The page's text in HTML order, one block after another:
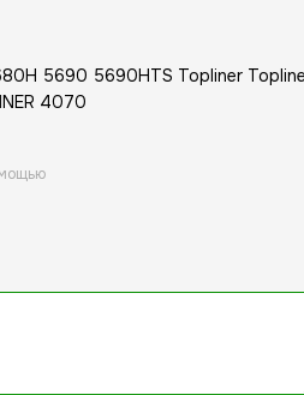
5690 5690HTS Topliner
4070